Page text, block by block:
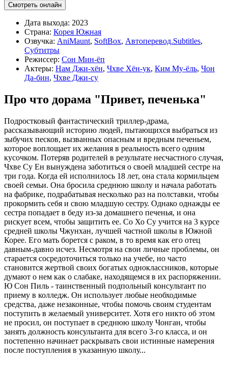
Смотреть онлайн
Дата выхода: 2023
Страна: Корея Южная
Озвучка: AniMaunt, SoftBox, Автоперевод.Subtitles,
Субтитры
Режиссер: Сон Мин-ёп
Актеры: Нам Джи-хён, Чхве Хён-ук, Ким Му-ёль, Чон
Да-бин, Чхве Джи-су
Про что дорама "Привет, печенька"
Подростковый фантастический триллер-драма,
рассказывающий историю людей, пытающихся выбраться из
зыбучих песков, вызванных опасным и вредным печеньем,
которое воплощает их желания в реальность всего одним
кусочком. Потеряв родителей в результате несчастного случая,
Чхве Су Ен вынуждена заботиться о своей младшей сестре на
три года. Когда ей исполнилось 18 лет, она стала кормильцем
своей семьи. Она бросила среднюю школу и начала работать
на фабрике, подрабатывая несколько раз на полставки, чтобы
прокормить себя и свою младшую сестру. Однако однажды ее
сестра попадает в беду из-за домашнего печенья, и она
рискует всем, чтобы защитить ее. Со Хо Су учится на 3 курсе
средней школы Чжунхан, лучшей частной школы в Южной
Корее. Его мать борется с раком, в то время как его отец
давным-давно исчез. Несмотря на свои личные проблемы, он
старается сосредоточиться только на учебе, но часто
становится жертвой своих богатых одноклассников, которые
думают о нем как о слабаке, находящемся в их распоряжении.
Ю Сон Пиль - таинственный подпольный консультант по
приему в колледж. Он использует любые необходимые
средства, даже незаконные, чтобы помочь своим студентам
поступить в желаемый университет. Хотя его никто об этом
не просил, он поступает в среднюю школу Чонган, чтобы
занять должность консультанта для всего 3-го класса, и он
постепенно начинает раскрывать свои истинные намерения
после поступления в указанную школу...